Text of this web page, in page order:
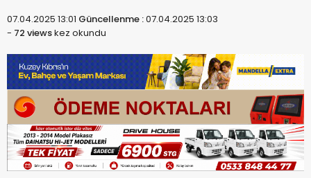
07.04.2025 13:01 Güncellenme :07.04.2025 13:03
- 72 viewskez okundu